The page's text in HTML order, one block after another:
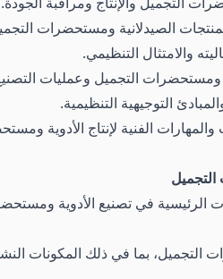
الصيدلانية ومستحضرات
والامتثال التنظيمي.
ومستحضرات التجميل وعمليات
التوجيهية التنظيمية.
الفنية لإنتاج الأدوية
الرئيسية في تصنيع الأدوية
التجميل، بما في ذلك المكونات